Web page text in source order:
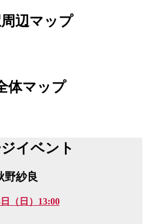
辺マップ
体マップ
イベント
野紗良
（日）13:00